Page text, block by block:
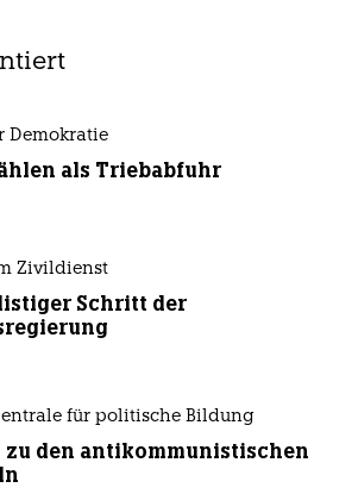
Demokratie
als Triebabfuhr
Zivildienst
Schritt der
für politische Bildung
zu den antikommunistischen